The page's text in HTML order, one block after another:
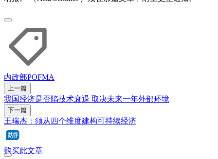
内政部POFMA
上一篇
我国经济是否陷技术衰退 取决未来一年外部环境
下一篇
王瑞杰：须从四个维度建构可持续经济
购买此文章